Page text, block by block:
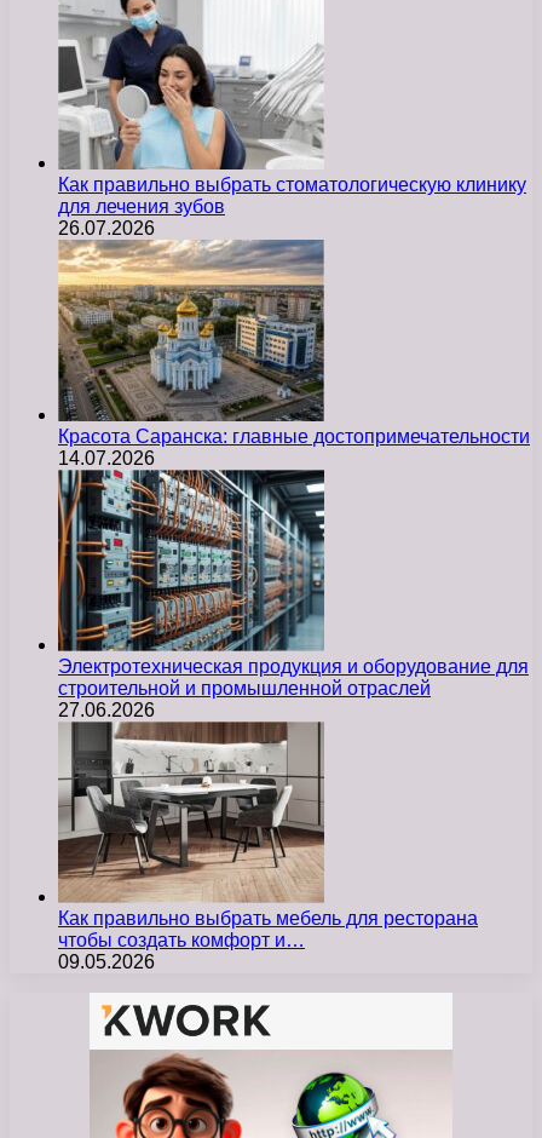
Как правильно выбрать стоматологическую клинику
для лечения зубов
26.07.2026
Красота Саранска: главные достопримечательности
14.07.2026
Электротехническая продукция и оборудование для
строительной и промышленной отраслей
27.06.2026
Как правильно выбрать мебель для ресторана
чтобы создать комфорт и…
09.05.2026